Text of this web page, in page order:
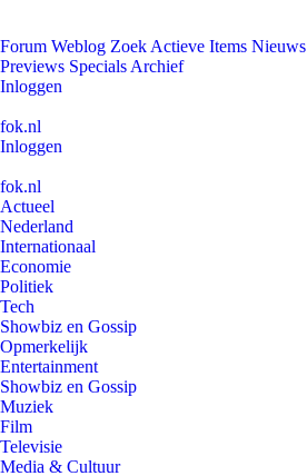
Forum Weblog Zoek Actieve Items Nieuws
Previews Specials Archief
Inloggen
fok.nl
Inloggen
fok.nl
Actueel
Nederland
Internationaal
Economie
Politiek
Tech
Showbiz en Gossip
Opmerkelijk
Entertainment
Showbiz en Gossip
Muziek
Film
Televisie
Media & Cultuur